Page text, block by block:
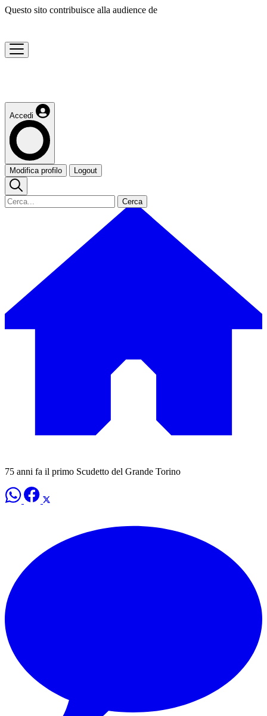
Questo sito contribuisce alla audience de
Accedi
Modifica profilo Logout
Cerca
75 anni fa il primo Scudetto del Grande Torino